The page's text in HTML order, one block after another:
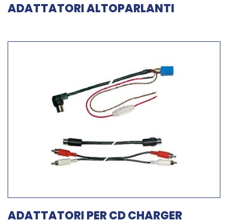
ADATTATORI ALTOPARLANTI
ADATTATORI PER CD CHARGER